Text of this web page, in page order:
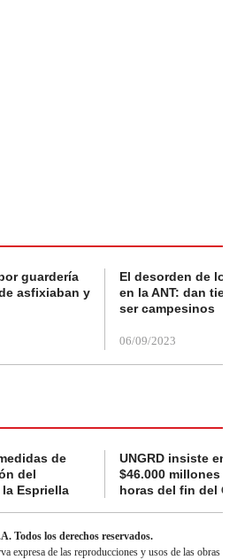
guardería
asfixiaban y
El desorden de
en la ANT: dan
ser campesinos
06/09/2023
de
del
Espriella
UNGRD insiste en
$46.000 millones
horas del fin del
Todos los derechos reservados.
expresa de las reproducciones y usos de las obras